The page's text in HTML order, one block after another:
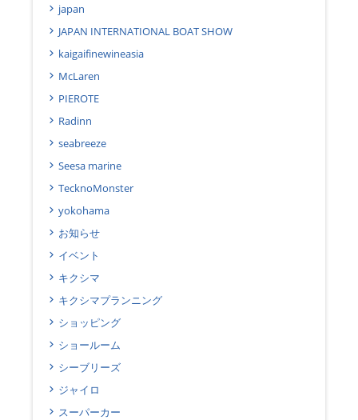
japan
JAPAN INTERNATIONAL BOAT SHOW
kaigaifinewineasia
McLaren
PIEROTE
Radinn
seabreeze
Seesa marine
TecknoMonster
yokohama
お知らせ
イベント
キクシマ
キクシマプランニング
ショッピング
ショールーム
シーブリーズ
ジャイロ
スーパーカー